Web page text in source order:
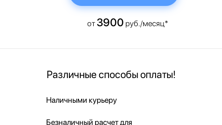
от 3900 руб./месяц*
Различные способы оплаты!
Наличными курьеру
Безналичный расчет для